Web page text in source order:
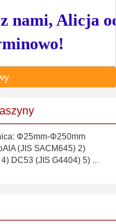
nami, Alicja
Φ25mm-Φ250mm
(JIS SACM645) 2)
DC53 (JIS G4404) 5) ...